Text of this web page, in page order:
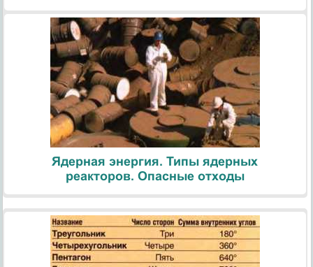
Ядерная энергия. Типы ядерных
реакторов. Опасные отходы